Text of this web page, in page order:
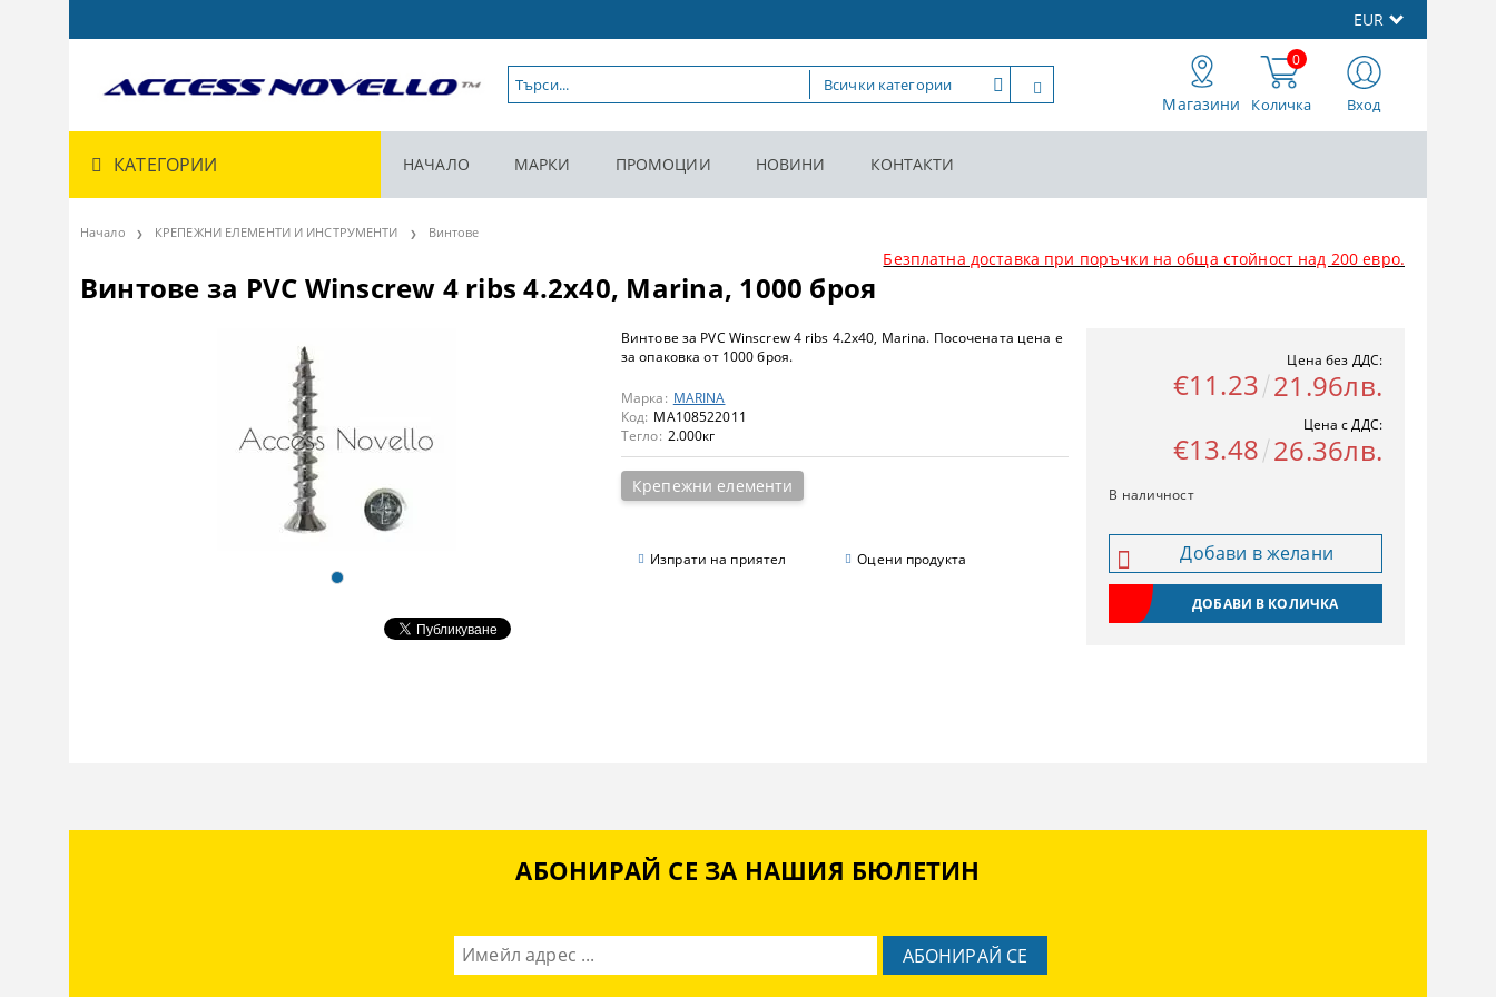
EUR
Магазини Количка
0
Вход
КАТЕГОРИИ НАЧАЛО МАРКИ ПРОМОЦИИ НОВИНИ КОНТАКТИ
Начало КРЕПЕЖНИ ЕЛЕМЕНТИ И ИНСТРУМЕНТИ Винтове
Безплатна доставка при поръчки на обща стойност над 200 евро.
Винтове за PVC Winscrew 4 ribs 4.2x40, Marina, 1000 броя
Винтове за PVC Winscrew 4 ribs 4.2x40, Marina. Посочената цена е
за опаковка от 1000 броя.
Марка: MARINA
Код: MA108522011
Тегло: 2.000кг
Крепежни елементи
Изпрати на приятел Оцени продукта
Цена без ДДС:
€11.23 21.96лв.
Цена с ДДС:
€13.48 26.36лв.
В наличност
Добави в желани
АБОНИРАЙ СЕ ЗА НАШИЯ БЮЛЕТИН